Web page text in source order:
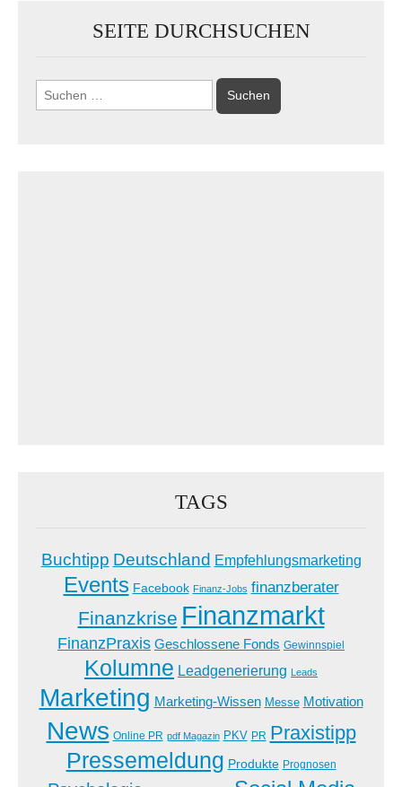
SEITE DURCHSUCHEN
Suchen
nach:
TAGS
Buchtipp Deutschland Empfehlungsmarketing
Events Facebook Finanz-Jobs finanzberater
Finanzkrise Finanzmarkt
FinanzPraxis Geschlossene Fonds Gewinnspiel
Kolumne Leadgenerierung Leads
Marketing Marketing-Wissen Messe Motivation
News Online PR pdf Magazin PKV PR Praxistipp
Pressemeldung Produkte Prognosen